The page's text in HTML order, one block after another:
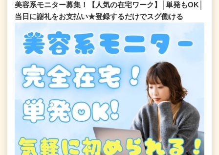
美容系モニター募集！【人気の在宅ワーク】│単発もOK│
当日に謝礼をお支払い★登録するだけでスグ働ける